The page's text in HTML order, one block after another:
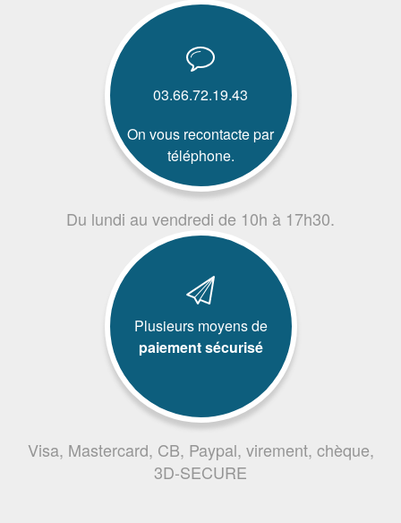
03.66.72.19.43
On vous recontacte par
téléphone.
Du lundi au vendredi de 10h à 17h30.
Plusieurs moyens de
paiement sécurisé
Visa, Mastercard, CB, Paypal, virement, chèque,
3D-SECURE